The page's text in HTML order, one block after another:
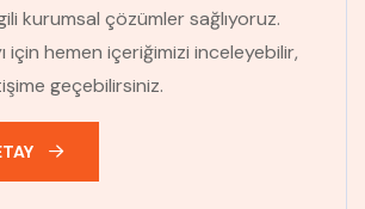
kurumsal çözümler sağlıyoruz.
için hemen içeriğimizi inceleyebilir,
geçebilirsiniz.